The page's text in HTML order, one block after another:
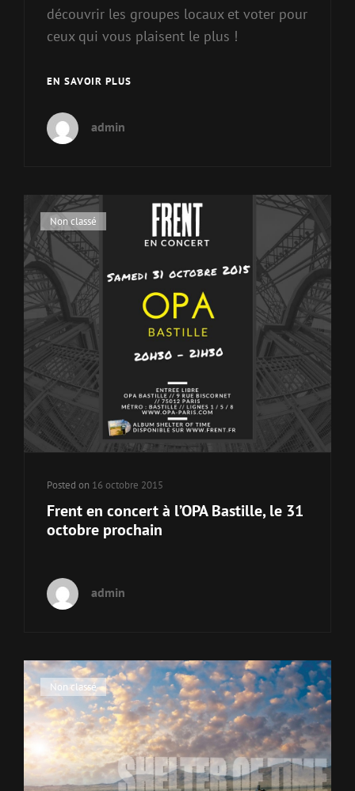
découvrir les groupes locaux et voter pour
ceux qui vous plaisent le plus !
EN SAVOIR PLUSCONCERT
2015
admin
Cat
Links
Non classé
Posted on 16 octobre 2015
Frent en concert à l’OPA Bastille, le 31
octobre prochain
admin
Cat
Links
Non classé